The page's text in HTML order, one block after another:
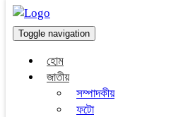
Toggle navigation
হোম
জাতীয়
সম্পাদকীয়
ফটো